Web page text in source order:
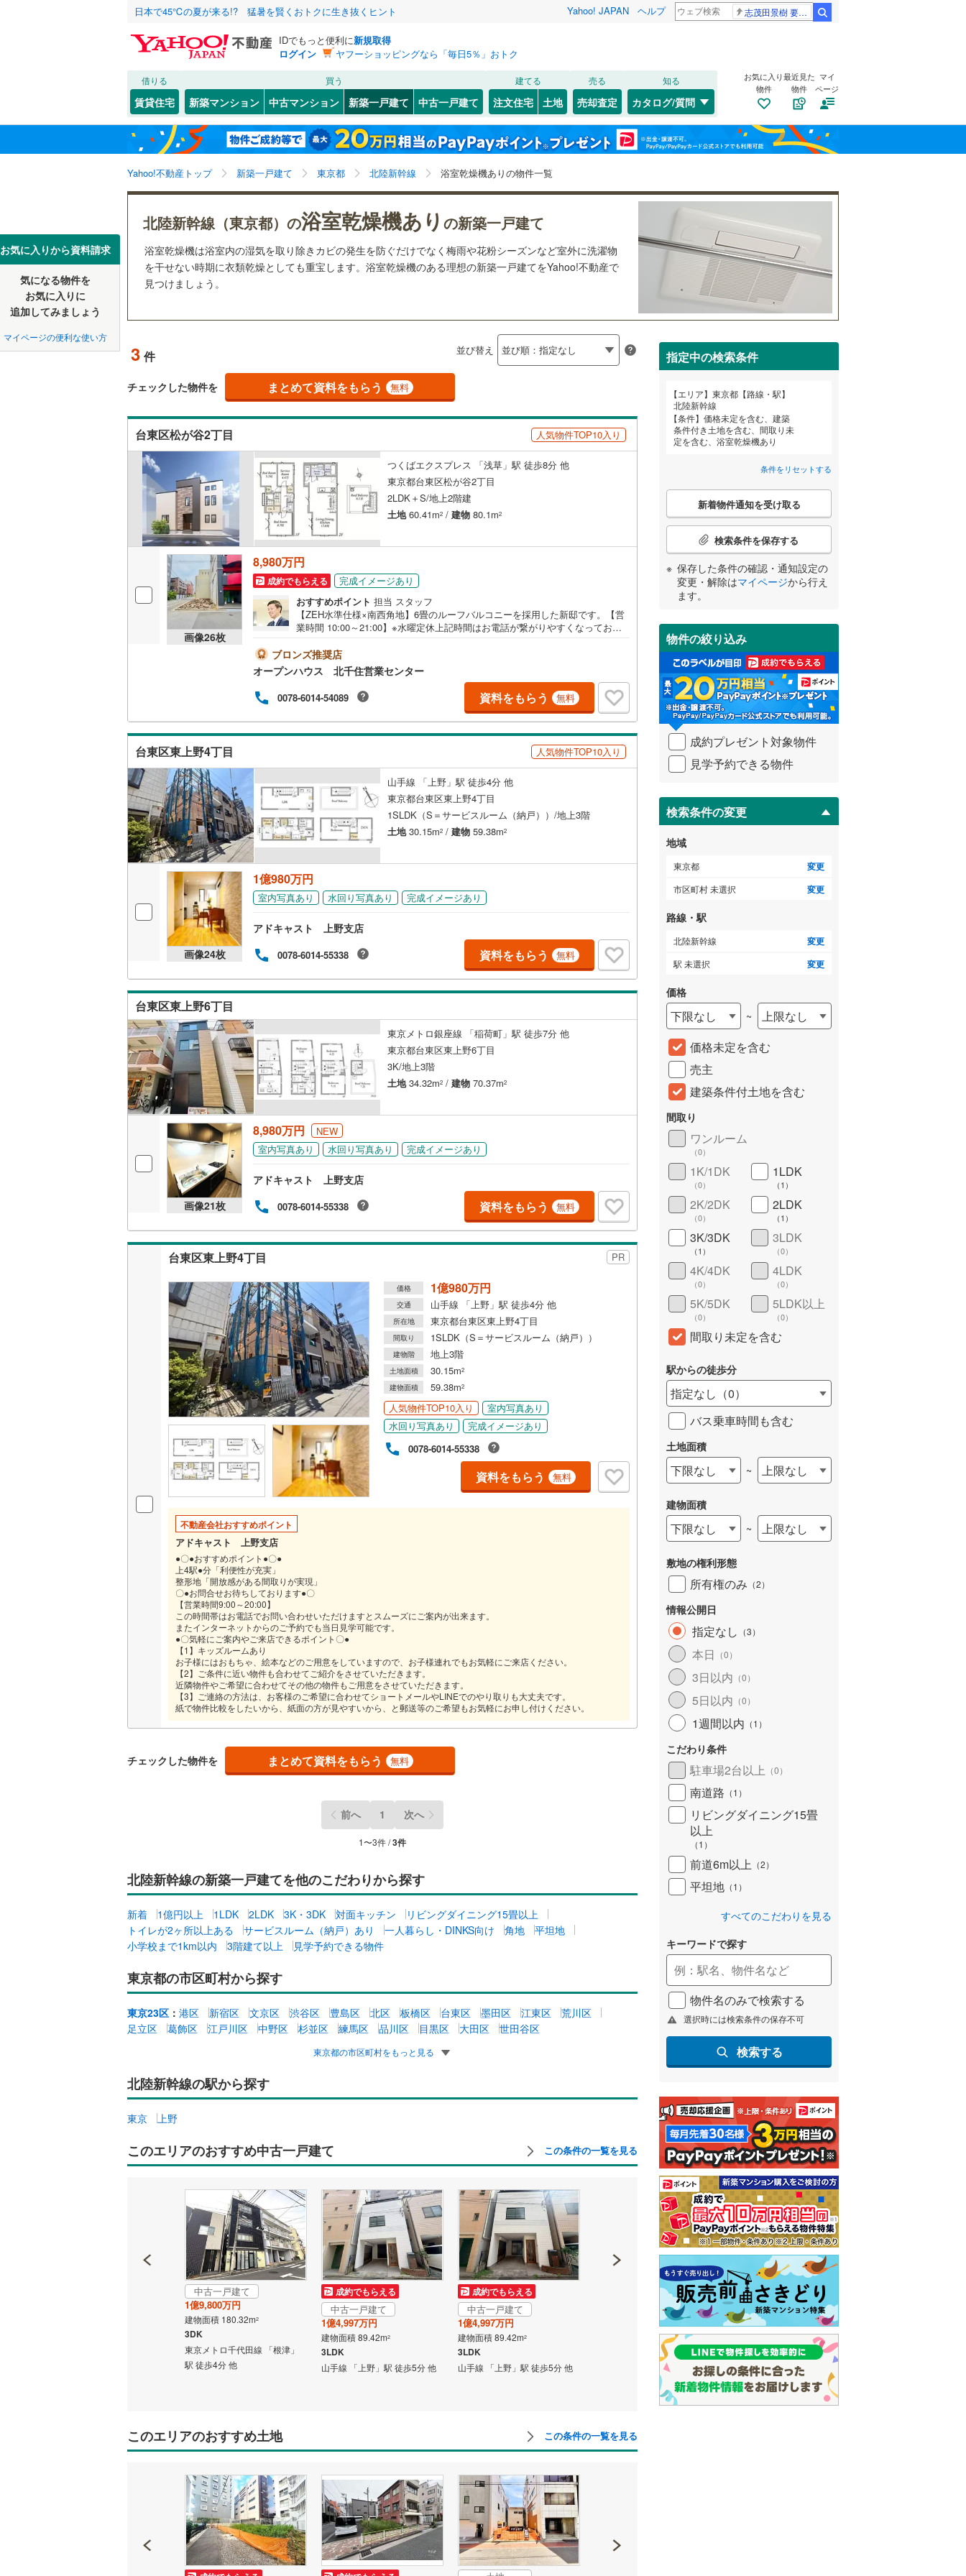
日本で45℃の夏が来る!? 猛暑を賢くおトクに生き抜くヒント Yahoo! JAPAN ヘルプ 志茂田景樹 要介護5
IDでもっと便利に新規取得
ログイン
ヤフーショッピングなら「毎日5％」おトク
借りる
賃貸住宅
買う
新築マンション 中古マンション 新築一戸建て 中古一戸建て
建てる
注文住宅 土地
売る
売却査定
知る
カタログ/質問
お気に入り
物件
最近見た
物件
マイ
ページ
Yahoo!不動産トップ 新築一戸建て 東京都 北陸新幹線 浴室乾燥機ありの物件一覧
お気に入りから資料請求
気になる物件を
お気に入りに
追加してみましょう
マイページの便利な使い方
北陸新幹線（東京都）の浴室乾燥機あり の新築一戸建て
浴室乾燥機は浴室内の湿気を取り除きカビの発生を防ぐだけでなく梅雨や花粉シーズンなど室外に洗濯物
を干せない時期に衣類乾燥としても重宝します。浴室乾燥機のある理想の新築一戸建てをYahoo!不動産で
見つけましょう。
3 件 並び替え
チェックした物件を まとめて資料をもらう 無料
台東区松が谷2丁目 人気物件TOP10入り
つくばエクスプレス 「浅草」駅 徒歩8分 他
東京都台東区松が谷2丁目
2LDK＋S/地上2階建
土地60.41m2 / 建物 80.1m2
画像26枚
8,980万円
成約でもらえる
完成イメージあり
おすすめポイント 担当 スタッフ
【ZEH水準仕様×南西角地】6畳のルーフバルコニーを採用した新邸です。【営
業時間 10:00～21:00】※水曜定休上記時間はお電話が繋がりやすくなっており
見学する（無料）」ボタンよりご希望の日時をご記入いただけますとスムーズ
にご案内が可能です。◎現地のご案内について・平日や夜遅い時間帯もご案内
が可能 ※定休日を除く・経験豊富なスタッフが物件詳細を丁寧にご説明いたし
ます。・車でご自宅や最寄り駅等、ご指定の場所まで送迎します。・チャイル
ドシートのご用意ございます。◎個別FP相談会 無料物件のご紹介だけでなく
住宅ローン・資金のご相談、まずは家探しについて話を聞きたいという方も大
歓迎です！年間8000棟以上の限定物件を発表しているオープンハウスだから出
会える物件が多数ございます。ぜひお気軽にご連絡・ご相談ください！※限定物
件:当社のみ、もしくは当社を含めた数社でのみご紹介可能なオープンハウス・
ディベロップメントの物件
ブロンズ推奨店
オープンハウス 北千住営業センター
0078-6014-54089 資料をもらう 無料
台東区東上野4丁目 人気物件TOP10入り
山手線 「上野」駅 徒歩4分 他
東京都台東区東上野4丁目
1SLDK（S＝サービスルーム（納戸））/地上3階
土地30.15m2 / 建物 59.38m2
画像24枚
1億980万円
室内写真あり 水回り写真あり 完成イメージあり
アドキャスト 上野支店
0078-6014-55338 資料をもらう 無料
台東区東上野6丁目
東京メトロ銀座線 「稲荷町」駅 徒歩7分 他
東京都台東区東上野6丁目
3K/地上3階
土地34.32m2 / 建物 70.37m2
画像21枚
8,980万円
NEW
室内写真あり
水回り写真あり 完成イメージあり
アドキャスト 上野支店
0078-6014-55338 資料をもらう 無料
台東区東上野4丁目 PR
価格 1億980万円
交通 山手線 「上野」駅 徒歩4分 他
所在地 東京都台東区東上野4丁目
間取り 1SLDK（S＝サービスルーム（納戸））
建物階 地上3階
土地面積 30.15m2
建物面積 59.38m2
人気物件TOP10入り
室内写真あり
水回り写真あり
完成イメージあり
0078-6014-55338
資料をもらう 無料
不動産会社おすすめポイント
アドキャスト 上野支店
●〇●おすすめポイント●〇●
上4駅●分「利便性が充実」
整形地「開放感がある間取りが実現」
〇●お問合せお待ちしております●〇
【営業時間9:00～20:00】
この時間帯はお電話でお問い合わせいただけますとスムーズにご案内が出来ます。
またインターネットからのご予約でも当日見学可能です。
●〇気軽にご案内やご来店できるポイント〇●
【1】キッズルームあり
お子様にはおもちゃ、絵本などのご用意をしていますので、お子様連れでもお気軽にご来店ください。
【2】ご条件に近い物件も合わせてご紹介をさせていただきます。
近隣物件やご希望に合わせてその他の物件もご用意をさせていただきます。
【3】ご連絡の方法は、お客様のご希望に合わせてショートメールやLINEでのやり取りも大丈夫です。
紙で物件比較をしたいから、紙面の方が見やすいから、と郵送等のご希望もお気軽にお申し付けください。
チェックした物件を まとめて資料をもらう 無料
前へ 1 次へ
1〜3件 /3件
北陸新幹線の新築一戸建てを他のこだわりから探す
新着 1億円以上 1LDK 2LDK 3K・3DK 対面キッチン
リビングダイニング15畳以上
トイレが2ヶ所以上ある
サービスルーム（納戸）あり 一人暮らし・DINKS向け 角地
平坦地
小学校まで1km以内
3階建て以上 見学予約できる物件
東京都の市区町村から探す
東京23区 ： 港区 新宿区 文京区 渋谷区 豊島区 北区 板橋区 台東区 墨田区 江東区
荒川区
足立区
葛飾区 江戸川区 中野区 杉並区 練馬区 品川区 目黒区 大田区 世田谷区
東京都の市区町村をもっと見る
北陸新幹線の駅から探す
東京 上野
このエリアのおすすめ中古一戸建て この条件の一覧を見る
中古一戸建て
1億9,800万円
建物面積 180.32m2
3DK
東京メトロ千代田線 「根津」
駅 徒歩4分 他
成約でもらえる
中古一戸建て
1億4,997万円
建物面積 89.42m2
3LDK
山手線 「上野」駅 徒歩5分 他
成約でもらえる
中古一戸建て
1億4,997万円
建物面積 89.42m2
3LDK
山手線 「上野」駅 徒歩5分 他
成約でもらえる
建物面積 89.42m2
3LDK WIC付き！
山手線 「上野」駅 徒歩5分 他
成約でもらえる
中古一戸建て
1億4,997万円
建物面積 89.42m2
3LDK
山手線 「上野」駅 徒歩5分 他
このエリアのおすすめ土地 この条件の一覧を見る
指定中の検索条件
エリア
東京都【路線・駅】
北陸新幹線
条件
価格未定を含む、建築
条件付き土地を含む、間取り未
定を含む、浴室乾燥機あり
条件をリセットする
こ
検
条
件
受
け
取
る
・
条
件
を
イ
ペ
ジ
に
保
存
す
る
新着物件通知を受け取る
検索条件を保存する
保存した条件の確認・通知設定の
変更・解除はマイページから行え
ます。
物件の絞り込み
成約プレゼント対象物件
見学予約できる物件
検索条件の変更
地域
東京都 変更
市区町村 未選択 変更
路線・駅
北陸新幹線 変更
駅 未選択 変更
価格
下限なし ~
上限なし
価格未定を含む
売主
建築条件付土地を含む
間取り
ワンルーム
（0）
1K/1DK
（0）
1LDK
（1 ）
2K/2DK
（0）
2LDK
（1 ）
3K/3DK
（1 ）
3LDK
（0）
4K/4DK
（0）
4LDK
（0）
5K/5DK
（0）
5LDK以上
（0）
間取り未定を含む
駅からの徒歩分
指定なし （0）
バス乗車時間も含む
土地面積
下限なし ~ 上限なし
建物面積
下限なし ~ 上限なし
敷地の権利形態
所有権のみ （2）
情報公開日
指定なし （3）
本日 （0）
3日以内 （0）
5日以内 （0）
1週間以内 （1 ）
こだわり条件
駐車場2台以上 （0）
南道路 （1 ）
リビングダイニング15畳
以上
（1 ）
前道6m以上 （2）
平坦地 （1 ）
すべてのこだわりを見る
キーワードで探す
物件名のみで検索する
選択時には検索条件の保存不可
検索する
北海道 北海道
東北 青森 岩手 宮城 秋田 山形 福島
関東 東京 神奈川 埼玉 千葉
長野 富山
東海 愛知 岐阜 静岡 三重
近畿
中国 鳥取 島根 岡山 広島 山口
高知
福岡 佐賀 長崎 鹿児島
該当物件0 件 この条件で検索する 条件をリセットする
東京23区 千代田区(0) 中央区(0) 港区(4)
新宿区(22) 文京区(8) 渋谷区(10)
豊島区
39) 北区(68)
台東区 (13 ) 江東区
荒川区 (45) 足立区( 277 葛飾区 130)
江戸川区(266) 中野区(67) 杉並区 ( 196)
目黒区 (27)
大田区(55) 世田谷区(132)
立川市(158 武蔵野市(31)
三鷹市(61)
町田市(344 )
) 日野市(157)
東村山市(115 国分寺市(144)
福生市( 17) 狛江市 東大和市(87)
清瀬市
(161) 東久留米市 武蔵村山市(141)
多摩市(23) 稲城市(23) 羽村市 (21)
あきる野市(85) 西多摩郡瑞穂町(51)
西多摩郡日の出町( 7) 西多摩郡奥多摩町
大島町(0) 利島村(0) 新島村(0)
神津島村(0) 御蔵島村(0)
青ヶ島村(0) 小笠原村(0)
該当物件0 件 この条件で検索する 条件をリセットする
該当物件0 件 この条件で検索する 条件をリセットする
JR 東北本線(42) 常磐線(40) 高崎線(42)
湘南新宿ライン（宇都宮～逗子）
(57)
湘南新宿ライン（前橋～小田原）
(51)
総武本線(101
南武線(277) 武蔵野線(311) 横浜線(686)
横須賀線(7) 中央本線（JR東日本） 青梅線 427)
京浜東北線(110
常磐線（各駅停車） (137) 埼京線(75) 463)
山形新幹線(3)
秋田新幹線(3) 北陸新幹線(3) 東海道新幹線(1)
東京メトロ丸ノ内線 ( 113 東京メトロ丸ノ内方南支線
東京メトロ日比谷線( 52
東京メトロ有楽町線(139) 東京メトロ半蔵門線(30) 東京メトロ南北線 (74
51) 都営三田線 (93)
都営新宿線(245 都営大江戸線(102)
私鉄・その他 つくばエクスプレス(155 ) 京成本線 京成押上線(93)
京成金町線( 78) 東武伊勢崎線(205)
東武亀戸線
西武池袋線(652)
西武有楽町線 (31) 西武国分寺線(312)
西武多摩湖線(249) 西武多摩川線(116)
西武山口線( 京王線( 675) 京王高尾線(282)
京王相模原線(184) 小田急小田原線(396)
東急東横線( 35 ) 東急多摩川線(18)
東急田園都市線(48) 東急池上線(48)
28) 京急本線(26)
京急空港線(10) 都電荒川線(88) 東京モノレール(13)
ゆりかもめ
1) 都営日暮里・舎人ライナー 東京臨海高速鉄道りんかい線(5)
多摩モノレール(404) 埼玉高速鉄道 12
該当物件0 件 この条件で検索する 条件をリセットする
(3)
該当物件0 件 この条件で検索する 条件をリセットする
こだわり条件 設備
床暖房（0） オール電化（0） トイレ２か所（2）
駐車場2台以上（0） ビルトインガレージ（0） 太陽光発電システム（0）
ＴＶモニタ付インターホン
（2）
防犯カメラ（ 0）
配置、向き、建ち方、日当たり
前道6m以上 （2） 角地（1） 南道路 （1）
LD
（1）
（0）
設計住宅性能評価付き
（0）
住宅性能評価付き（0）
長期優良住宅 （0）
大規模（総区画数50戸以上）
（
立地
最寄りの駅が始発駅 小学校まで1km以内（ 0）
間取り、居室全体
吹き抜け（0） バリアフリー住宅（ 0） 間取り変更可能
二世帯向け（0 3階建て以上（2）
キッチン
対面キッチン（1）
浴室
浴室乾燥機あり（3）
バルコニー、庭
ウッドデッキあり
（0）
床下収納（0）
販売、価格、契約、入居関連など
オンライン対応
オンライン内見(相談)可（0） IT重説可
オンライン対応とは？
該当物件0 件 この条件で検索する 条件をリセットする
検索条件を保存しました
この検索条件の新着物件通知は、 マイページから設定できます。
保存した条件を見る
東京都、北陸新幹線、価格未定を含む、建築条件付き土
地を含む、間取り未定を含む、浴室乾燥機あり
検索条件を保存する
閉じる お気に入りリストを見る
閉じる
閉じる お気に入りリストを見る
閉じる